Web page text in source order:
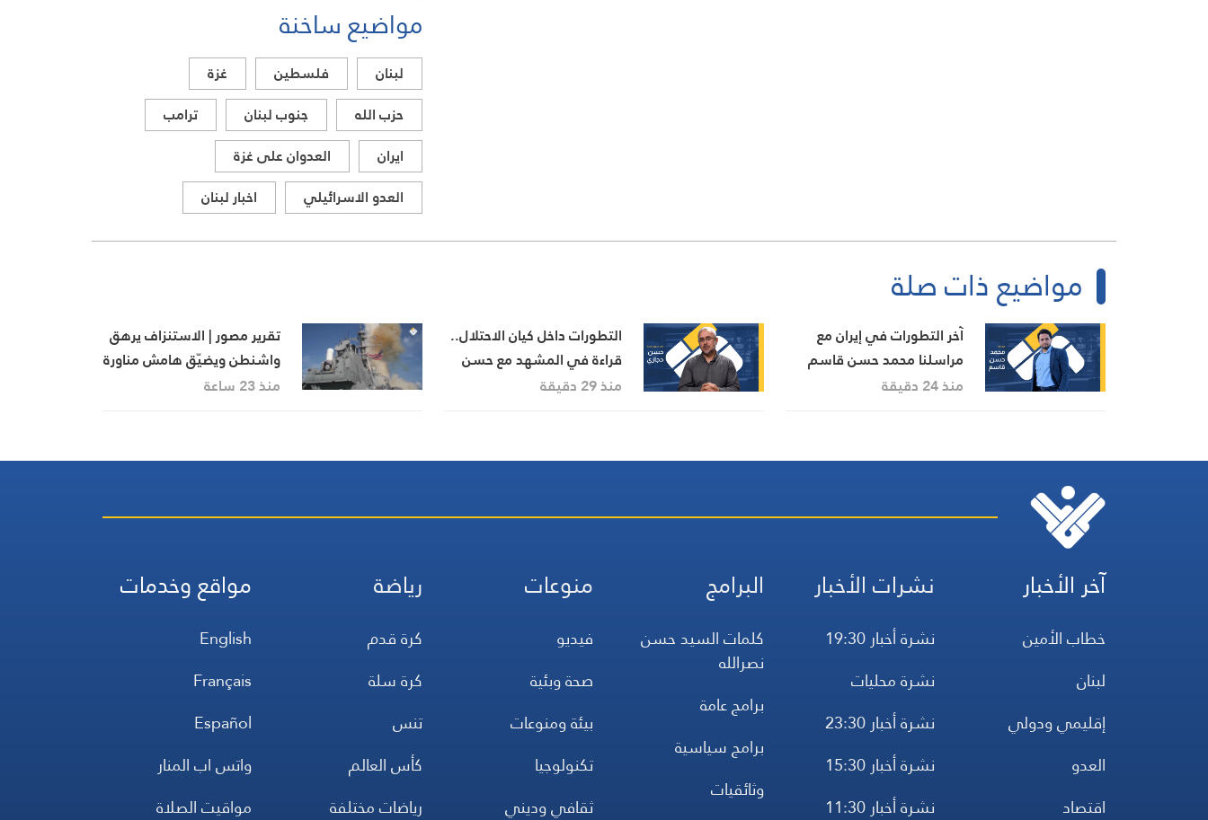
مواضيع ساخنة
لبنان فلسطين
غزة
حزب الله
جنوب لبنان
ترامب
ايران
العدوان على غزة
العدو الاسرائيلي
اخبار لبنان
مواضيع ذات صلة
آخر التطورات في إيران مع
مراسلنا محمد حسن قاسم
منذ 24 دقيقة
التطورات داخل كيان الاحتلال..
قراءة في المشهد مع حسن
حجازي
منذ 29 دقيقة
تقرير مصور | الاستنزاف يرهق
واشنطن ويضيّق هامش مناورة
ترامب
منذ 23 ساعة
آخر الأخبار
خطاب الأمين
لبنان
إقليمي ودولي
العدو
اقتصاد
نشرات الأخبار
نشرة أخبار 19:30
نشرة محليات
نشرة أخبار 23:30
نشرة أخبار 15:30
نشرة أخبار 11:30
البرامج
كلمات السيد حسن
نصرالله
برامج عامة
برامج سياسية
وثائقيات
منوعات
فيديو
صحة وبئية
بيئة ومنوعات
تكنولوجيا
ثقافي وديني
رياضة
كرة قدم
كرة سلة
تنس
كأس العالم
رياضات مختلفة
مواقع وخدمات
English
Français
Español
واتس اب المنار
مواقيت الصلاة